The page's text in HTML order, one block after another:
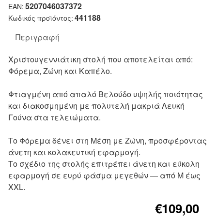
Περιγραφή
Χριστουγεννιάτικη στολή που αποτελείται από:
Φόρεμα, Ζώνη και Καπέλο.
Φτιαγμένη από απαλό Βελούδο υψηλής ποιότητας
και διακοσμημένη με πολυτελή μακριά Λευκή
Γούνα στα τελειώματα.
Το Φόρεμα δένει στη Μέση με Ζώνη, προσφέροντας
άνετη και κολακευτική εφαρμογή.
Το σχέδιο της στολής επιτρέπει άνετη και εύκολη
εφαρμογή σε ευρύ φάσμα μεγεθών — από M έως
XXL.
Κωδικός προϊόντος: 441188
EAN: 5207046037372
€109,00